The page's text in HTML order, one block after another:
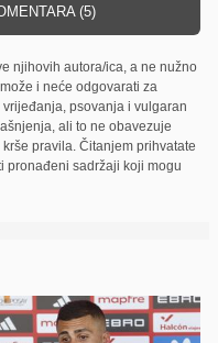
(5)
njihovih autora/ica, a ne nužno
i neće odgovarati za
psovanja i vulgaran
ali to ne obavezuje
pravila. Čitanjem prihvatate
pronađeni sadržaji koji mogu